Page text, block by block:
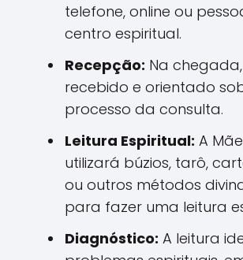
telefone, online ou
centro espiritual.
Recepção: Na
recebido e orientado
processo da consulta.
Leitura Espiritual: A
utilizará búzios, tarô,
ou outros métodos
para fazer uma leitura
Diagnóstico: A leitura